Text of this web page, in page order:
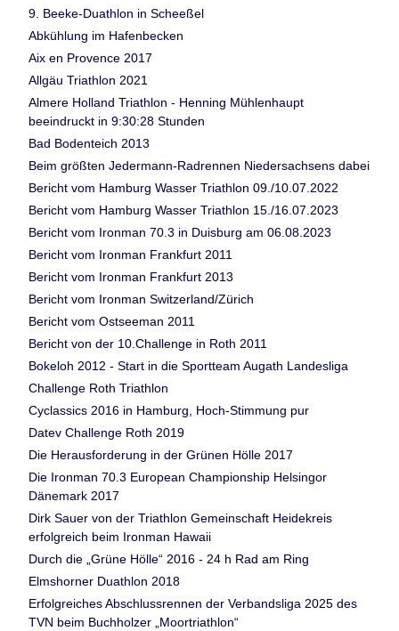
9. Beeke-Duathlon in Scheeßel
Abkühlung im Hafenbecken
Aix en Provence 2017
Allgäu Triathlon 2021
Almere Holland Triathlon - Henning Mühlenhaupt
beeindruckt in 9:30:28 Stunden
Bad Bodenteich 2013
Beim größten Jedermann-Radrennen Niedersachsens dabei
Bericht vom Hamburg Wasser Triathlon 09./10.07.2022
Bericht vom Hamburg Wasser Triathlon 15./16.07.2023
Bericht vom Ironman 70.3 in Duisburg am 06.08.2023
Bericht vom Ironman Frankfurt 2011
Bericht vom Ironman Frankfurt 2013
Bericht vom Ironman Switzerland/Zürich
Bericht vom Ostseeman 2011
Bericht von der 10.Challenge in Roth 2011
Bokeloh 2012 - Start in die Sportteam Augath Landesliga
Challenge Roth Triathlon
Cyclassics 2016 in Hamburg, Hoch-Stimmung pur
Datev Challenge Roth 2019
Die Herausforderung in der Grünen Hölle 2017
Die Ironman 70.3 European Championship Helsingor
Dänemark 2017
Dirk Sauer von der Triathlon Gemeinschaft Heidekreis
erfolgreich beim Ironman Hawaii
Durch die „Grüne Hölle“ 2016 - 24 h Rad am Ring
Elmshorner Duathlon 2018
Erfolgreiches Abschlussrennen der Verbandsliga 2025 des
TVN beim Buchholzer „Moortriathlon“